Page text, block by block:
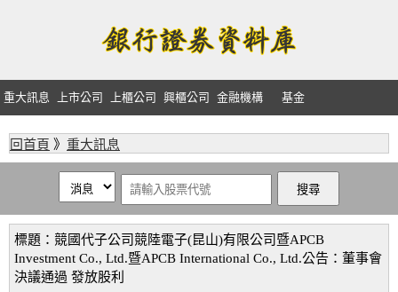
重大訊息 上市公司 上櫃公司 興櫃公司 金融機構 基金
回首頁 》 重大訊息
標題：競國代子公司競陸電子(昆山)有限公司暨APCB
Investment Co., Ltd.暨APCB International Co., Ltd.公告：董事會
決議通過 發放股利